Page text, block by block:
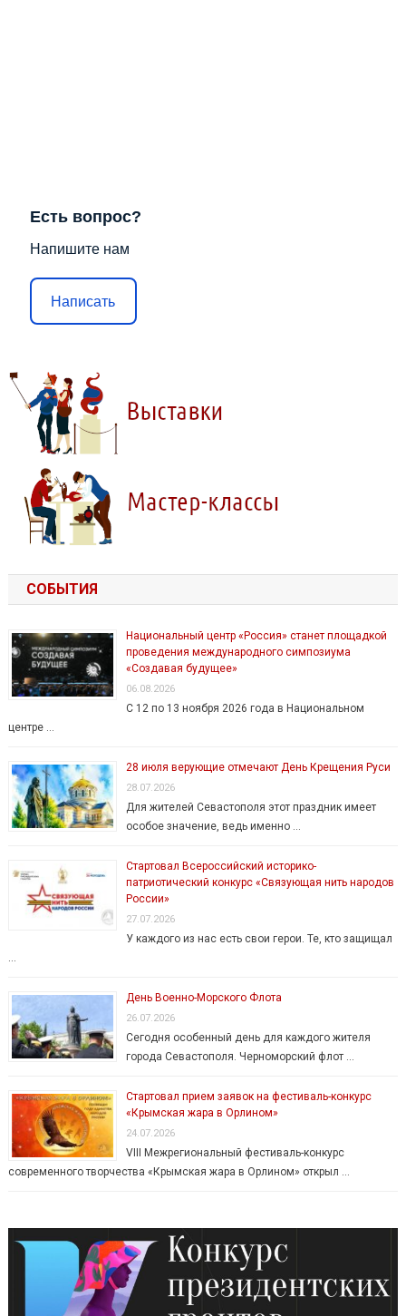
Есть вопрос?
Напишите нам
Написать
СОБЫТИЯ
Национальный центр «Россия» станет площадкой
проведения международного симпозиума
«Создавая будущее»
06.08.2026
С 12 по 13 ноября 2026 года в Национальном
центре …
28 июля верующие отмечают День Крещения Руси
28.07.2026
Для жителей Севастополя этот праздник имеет
особое значение, ведь именно …
Стартовал Всероссийский историко-
патриотический конкурс «Связующая нить народов
России»
27.07.2026
У каждого из нас есть свои герои. Те, кто защищал
…
День Военно-Морского Флота
26.07.2026
Сегодня особенный день для каждого жителя
города Севастополя. Черноморский флот …
Стартовал прием заявок на фестиваль-конкурс
«Крымская жара в Орлином»
24.07.2026
VIII Межрегиональный фестиваль-конкурс
современного творчества «Крымская жара в Орлином» открыл …